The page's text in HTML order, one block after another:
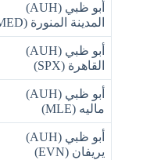
أبو ظبي (AUH)
المدينة المنورة (MED)
أبو ظبي (AUH)
القاهرة (SPX)
أبو ظبي (AUH)
ماليه (MLE)
أبو ظبي (AUH)
يريفان (EVN)